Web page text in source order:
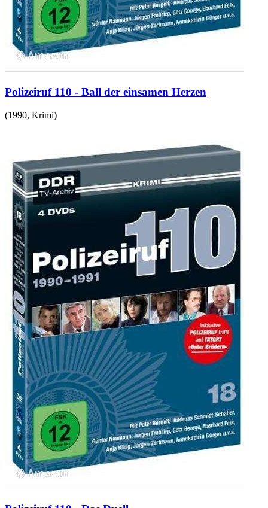
Polizeiruf 110 - Ball der einsamen Herzen
(1990, Krimi)